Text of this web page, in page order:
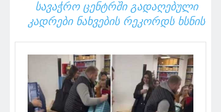
ᲡᲐᲕᲐᲭᲠᲝ ᲪᲔᲜᲢᲠᲨᲘ ᲒᲐᲓᲐᲦᲔᲑᲣᲚᲘ
ᲙᲐᲓᲠᲔᲑᲘ ᲜᲐᲮᲕᲔᲑᲘᲡ ᲠᲔᲙᲝᲠᲓᲡ ᲮᲡᲜᲘᲡ